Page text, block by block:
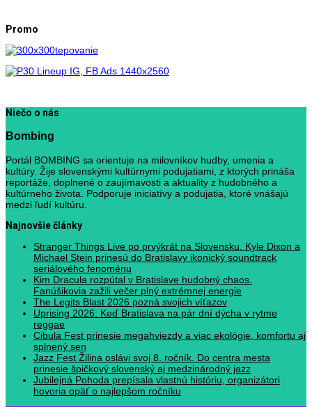
Promo
Niečo o nás
Bombing
Portál BOMBING sa orientuje na milovníkov hudby, umenia a
kultúry. Žije slovenskými kultúrnymi podujatiami, z ktorých prináša
reportáže, doplnené o zaujímavosti a aktuality z hudobného a
kultúrneho života. Podporuje iniciatívy a podujatia, ktoré vnášajú
medzi ľudí kultúru.
Najnovšie články
Stranger Things Live po prvýkrát na Slovensku. Kyle Dixon a
Michael Stein prinesú do Bratislavy ikonický soundtrack
seriálového fenoménu
Kim Dracula rozpútal v Bratislave hudobný chaos.
Fanúšikovia zažili večer plný extrémnej energie
The Legits Blast 2026 pozná svojich víťazov
Uprising 2026: Keď Bratislava na pár dní dýcha v rytme
reggae
Cibula Fest prinesie megahviezdy a viac ekológie, komfortu aj
splnený sen
Jazz Fest Žilina oslávi svoj 8. ročník. Do centra mesta
prinesie špičkový slovenský aj medzinárodný jazz
Jubilejná Pohoda prepísala vlastnú históriu, organizátori
hovoria opäť o najlepšom ročníku